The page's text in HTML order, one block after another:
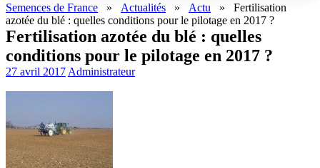
Semences de France » Actualités » Actu » Fertilisation
azotée du blé : quelles conditions pour le pilotage en 2017 ?
Fertilisation azotée du blé : quelles
conditions pour le pilotage en 2017 ?
27 avril 2017 Administrateur